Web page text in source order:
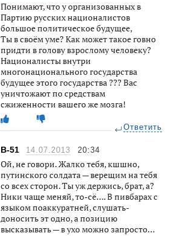
Понимают, что у организованных в
Партию русских националистов
большое политическое будущее,
Ты в своём уме? Как может такое говно
придти в голову взрослому человеку?
Националисты внутри
многонационального государства
будущее этого государства ??? Вас
уничтожают по средствам
сжиженности вашего же мозга!
Ответить
В-51 14.07.2013 20:34
Ой, не говори. Жалко тебя, кшшно,
путинского солдата — верещим на тебя
со всех сторон. Ты уж держись, брат, а?
Ники чаще меняй, то-сё…. В пивбарах с
языком поаккуратней, слушать-
доносить эт одно, а позицию
высказывать — в ухо можно запросто…